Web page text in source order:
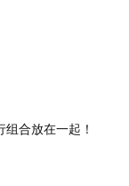
合放在一起！